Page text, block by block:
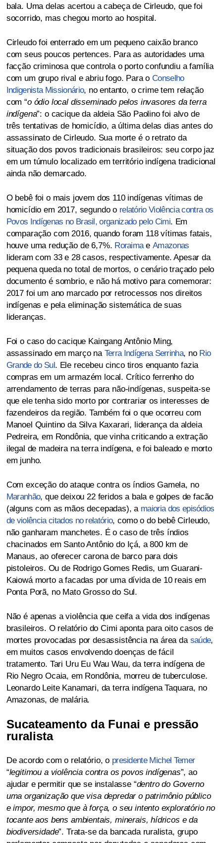
bala. Uma delas acertou a cabeça de Cirleudo, que foi
socorrido, mas chegou morto ao hospital.
Cirleudo foi enterrado em um pequeno caixão branco
com seus poucos pertences. Para as autoridades uma
facção criminosa que controla o porto confundiu a família
com um grupo rival e abriu fogo. Para o Conselho
Indigenista Missionário, no entanto, o crime tem relação
com “o ódio local disseminado pelos invasores da terra
indígena”: o cacique da aldeia São Paolino foi alvo de
três tentativas de homicídio, a última delas dias antes do
assassinato de Cirleudo. Sua morte é o retrato da
situação dos povos tradicionais brasileiros: seu corpo jaz
em um túmulo localizado em território indígena tradicional
ainda não demarcado.
O bebê foi o mais jovem dos 110 indígenas vítimas de
homicídio em 2017, segundo o relatório Violência contra os
Povos Indígenas no Brasil, organizado pelo Cimi. Em
comparação com 2016, quando foram 118 vítimas fatais,
houve uma redução de 6,7%. Roraimae Amazonas
lideram com 33 e 28 casos, respectivamente. Apesar da
pequena queda no total de mortos, o cenário traçado pelo
documento é sombrio, e não há motivo para comemorar:
2017 foi um ano marcado por retrocessos nos direitos
indígenas e pela eliminação sistemática de suas
lideranças.
Foi o caso do cacique Kaingang Antônio Ming,
assassinado em março na Terra Indígena Serrinha, no Rio
Grande do Sul . Ele recebeu cinco tiros enquanto fazia
compras em um armazém local. Crítico ferrenho do
arrendamento de terras para não-indígenas, suspeita-se
que ele tenha sido morto por contrariar os interesses de
fazendeiros da região. Também foi o que ocorreu com
Manoel Quintino da Silva Kaxarari, liderança da aldeia
Pedreira, em Rondônia, que vinha criticando a extração
ilegal de madeira na terra indígena, e foi baleado e morto
em junho.
Com exceção do ataque contra os índios Gamela, no
Maranhão, que deixou 22 feridos a bala e golpes de facão
(alguns com as mãos decepadas), a maioria dos episódios
de violência citados no relatório, como o do bebê Cirleudo,
não ganharam manchetes. É o caso de três índios
chacinados em Santo Antônio do Içá, a 800 km de
Manaus, ao oferecer carona de barco para dois
pistoleiros. Ou de Rodrigo Gomes Redis, um Guarani-
Kaiowá morto a facadas por uma dívida de 10 reais em
Ponta Porã, no Mato Grosso do Sul.
Não é apenas a violência que ceifa a vida dos indígenas
brasileiros. O relatório do Cimi aponta para oito casos de
mortes provocadas por desassistência na área da saúde,
em muitos casos envolvendo doenças de fácil
tratamento. Tari Uru Eu Wau Wau, da terra indígena de
Rio Negro Ocaia, em Rondônia, morreu de tuberculose.
Leonardo Leite Kanamari, da terra indígena Taquara, no
Amazonas, de malária.
Sucateamento da Funai e pressão
ruralista
De acordo com o relatório, o presidente Michel Temer
“legitimou a violência contra os povos indígenas”, ao
ajudar e permitir que se instalasse “dentro do Governo
uma organização que visa depredar o patrimônio público
e impor, mesmo que à força, o seu intento exploratório no
tocante aos bens ambientais, minerais, hídricos e da
biodiversidade”. Trata-se da bancada ruralista, grupo